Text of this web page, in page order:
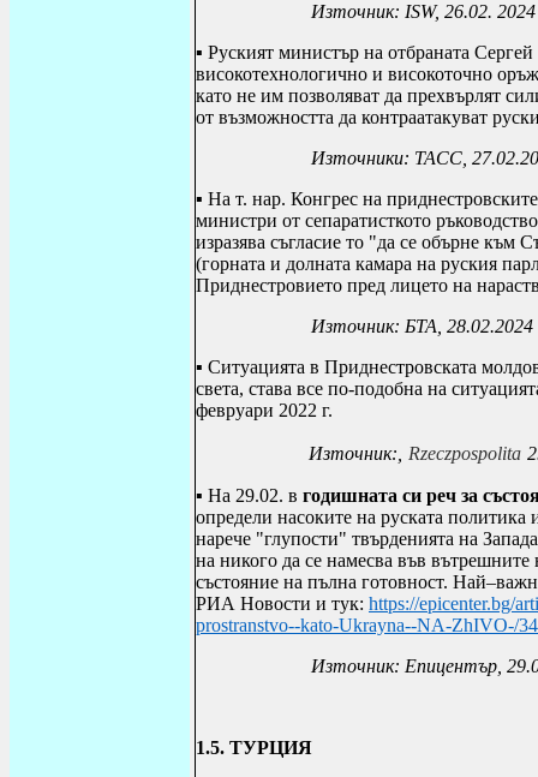
Източник: ISW, 26.02. 2024
▪ Руският министър на отбраната
високотехнологично и високоточно
като не им позволяват да прехвърлят
от възможността да контраатакуват
Източники: ТАСС,
▪ На т. нар. Конгрес на
министри от сепаратисткото
изразява съгласие то "да се обърне към
(горната и долната камара на руския
Приднестровието пред лицето на
Източник: БТА, 28.02.2024
▪ Ситуацията в Приднестровската
света, става все по-подобна на
февруари 2022 г.
Източник:, Rzeczpospolita
▪ На 29.02. в годишната си реч за
определи насоките на руската
нарече "глупости" твърденията на
на никого да се намесва във вътрешните
състояние на пълна готовност.
РИА Новости и тук: https://epicenter.bg/
prostranstvo--kato-Ukrayna--NA-ZhIVO-/
Източник: Епицентър,
1.5. ТУРЦИЯ